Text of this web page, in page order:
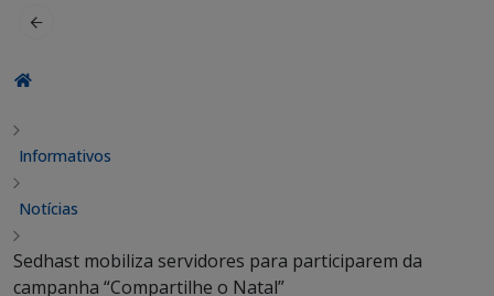
Informativos
Notícias
Sedhast mobiliza servidores para participarem da
campanha “Compartilhe o Natal”